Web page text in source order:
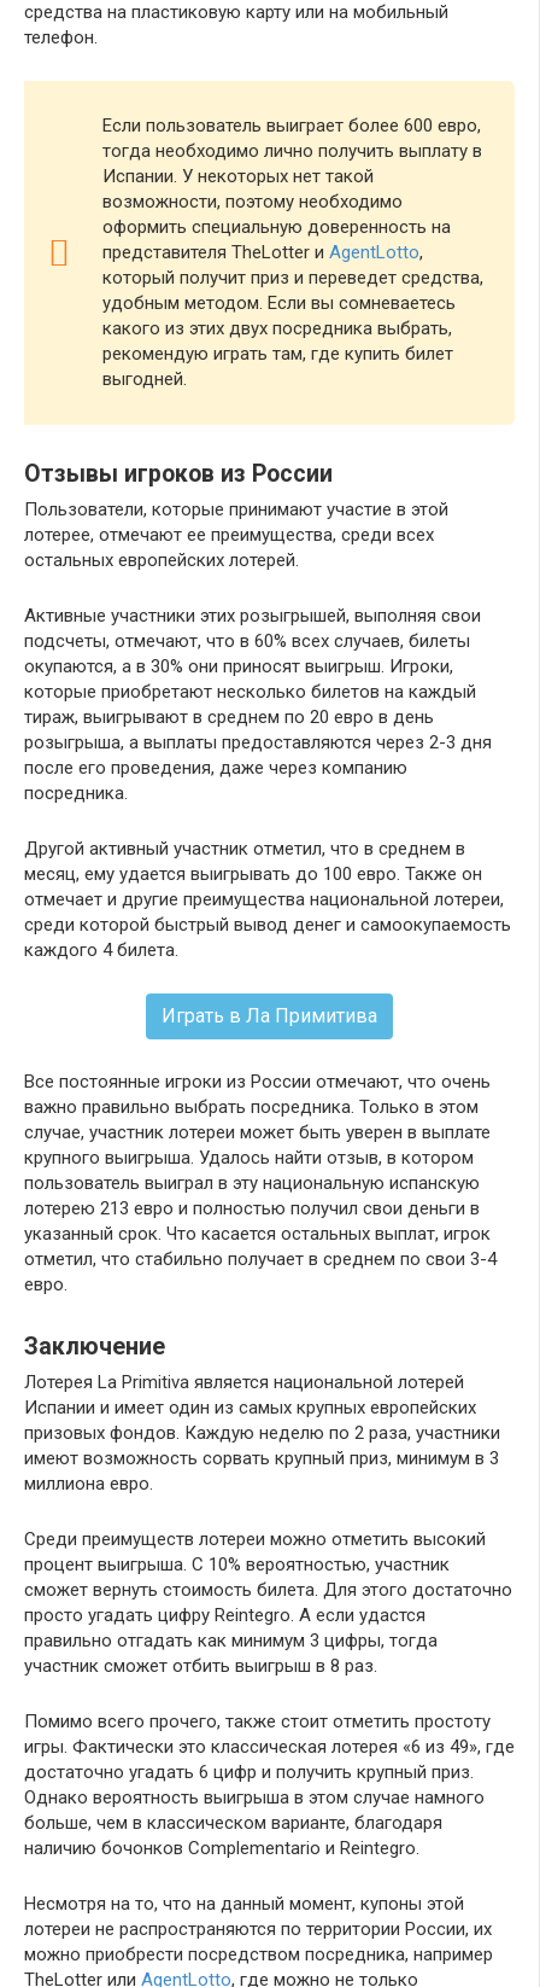
средства на пластиковую карту или на мобильный
телефон.
Если пользователь выиграет более 600 евро,
тогда необходимо лично получить выплату в
Испании. У некоторых нет такой
возможности, поэтому необходимо
оформить специальную доверенность на
представителя TheLotter и AgentLotto,
который получит приз и переведет средства,
удобным методом. Если вы сомневаетесь
какого из этих двух посредника выбрать,
рекомендую играть там, где купить билет
выгодней.
Отзывы игроков из России
Пользователи, которые принимают участие в этой
лотерее, отмечают ее преимущества, среди всех
остальных европейских лотерей.
Активные участники этих розыгрышей, выполняя свои
подсчеты, отмечают, что в 60% всех случаев, билеты
окупаются, а в 30% они приносят выигрыш. Игроки,
которые приобретают несколько билетов на каждый
тираж, выигрывают в среднем по 20 евро в день
розыгрыша, а выплаты предоставляются через 2-3 дня
после его проведения, даже через компанию
посредника.
Другой активный участник отметил, что в среднем в
месяц, ему удается выигрывать до 100 евро. Также он
отмечает и другие преимущества национальной лотереи,
среди которой быстрый вывод денег и самоокупаемость
каждого 4 билета.
Играть в Ла Примитива
Все постоянные игроки из России отмечают, что очень
важно правильно выбрать посредника. Только в этом
случае, участник лотереи может быть уверен в выплате
крупного выигрыша. Удалось найти отзыв, в котором
пользователь выиграл в эту национальную испанскую
лотерею 213 евро и полностью получил свои деньги в
указанный срок. Что касается остальных выплат, игрок
отметил, что стабильно получает в среднем по свои 3-4
евро.
Заключение
Лотерея La Primitiva является национальной лотерей
Испании и имеет один из самых крупных европейских
призовых фондов. Каждую неделю по 2 раза, участники
имеют возможность сорвать крупный приз, минимум в 3
миллиона евро.
Среди преимуществ лотереи можно отметить высокий
процент выигрыша. С 10% вероятностью, участник
сможет вернуть стоимость билета. Для этого достаточно
просто угадать цифру Reintegro. А если удастся
правильно отгадать как минимум 3 цифры, тогда
участник сможет отбить выигрыш в 8 раз.
Помимо всего прочего, также стоит отметить простоту
игры. Фактически это классическая лотерея «6 из 49», где
достаточно угадать 6 цифр и получить крупный приз.
Однако вероятность выигрыша в этом случае намного
больше, чем в классическом варианте, благодаря
наличию бочонков Complementario и Reintegro.
Несмотря на то, что на данный момент, купоны этой
лотереи не распространяются по территории России, их
можно приобрести посредством посредника, например
TheLotter или AgentLotto, где можно не только